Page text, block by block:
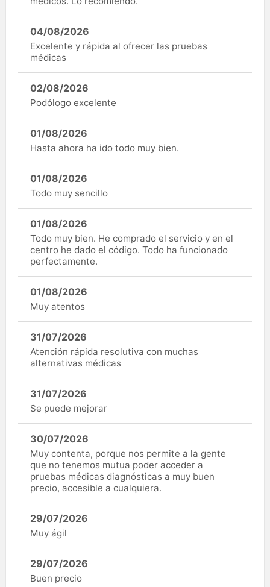
04/08/2026
Excelente y rápida al ofrecer las pruebas
médicas
02/08/2026
Podólogo excelente
01/08/2026
Hasta ahora ha ido todo muy bien.
01/08/2026
Todo muy sencillo
01/08/2026
Todo muy bien. He comprado el servicio y en el
centro he dado el código. Todo ha funcionado
perfectamente.
01/08/2026
Muy atentos
31/07/2026
Atención rápida resolutiva con muchas
alternativas médicas
31/07/2026
Se puede mejorar
30/07/2026
Muy contenta, porque nos permite a la gente
que no tenemos mutua poder acceder a
pruebas médicas diagnósticas a muy buen
precio, accesible a cualquiera.
29/07/2026
Muy ágil
29/07/2026
Buen precio